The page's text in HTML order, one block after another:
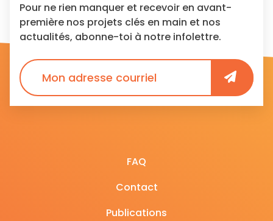
Pour ne rien manquer et recevoir en avant-
première nos projets clés en main et nos
actualités, abonne-toi à notre infolettre.
FAQ
Contact
Publications